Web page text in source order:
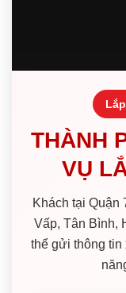
THÀNH
VỤ
Khách tại Quận
Vấp, Tân Bình,
thể gửi thông tin